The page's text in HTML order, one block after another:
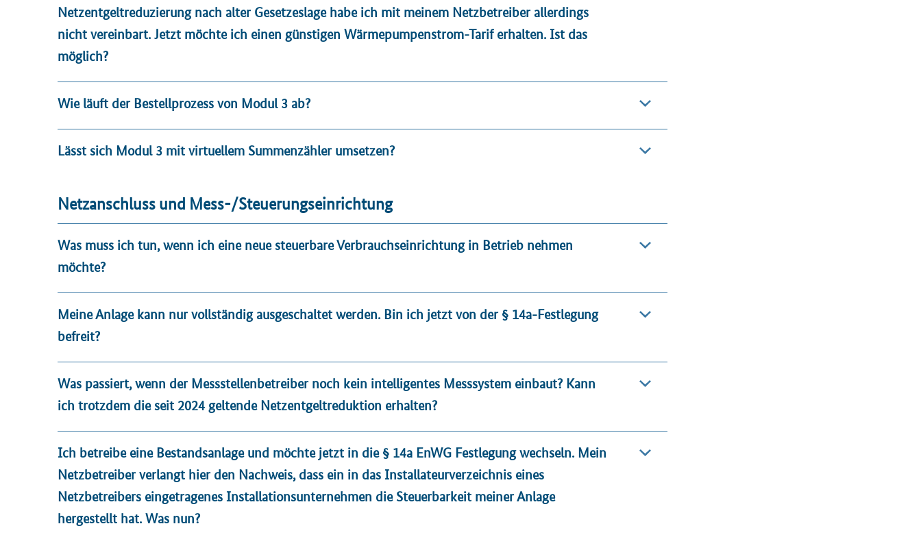
Netzentgeltreduzierung nach alter Gesetzeslage habe ich mit meinem Netzbetreiber allerdings
nicht vereinbart. Jetzt möchte ich einen günstigen Wärmepumpenstrom-Tarif erhalten. Ist das
möglich?
Wie läuft der Bestellprozess von Modul 3 ab?
Lässt sich Modul 3 mit virtuellem Summenzähler umsetzen?
Netzanschluss und Mess-/Steuerungseinrichtung
Was muss ich tun, wenn ich eine neue steuerbare Verbrauchseinrichtung in Betrieb nehmen
möchte?
Meine Anlage kann nur vollständig ausgeschaltet werden. Bin ich jetzt von der § 14a-Festlegung
befreit?
Was passiert, wenn der Messstellenbetreiber noch kein intelligentes Messsystem einbaut? Kann
ich trotzdem die seit 2024 geltende Netzentgeltreduktion erhalten?
Ich betreibe eine Bestandsanlage und möchte jetzt in die § 14a EnWG Festlegung wechseln. Mein
Netzbetreiber verlangt hier den Nachweis, dass ein in das Installateurverzeichnis eines
Netzbetreibers eingetragenes Installationsunternehmen die Steuerbarkeit meiner Anlage
hergestellt hat. Was nun?